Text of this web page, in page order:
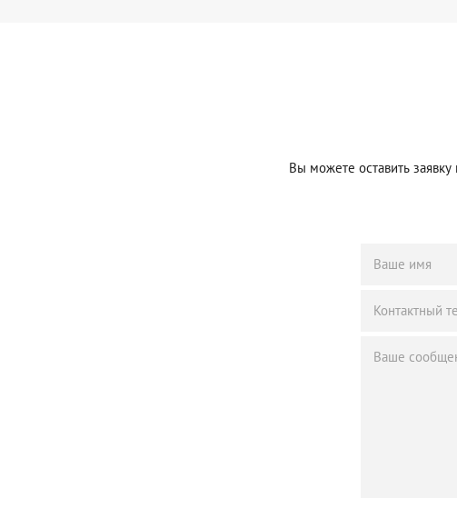
Вы можете оставить